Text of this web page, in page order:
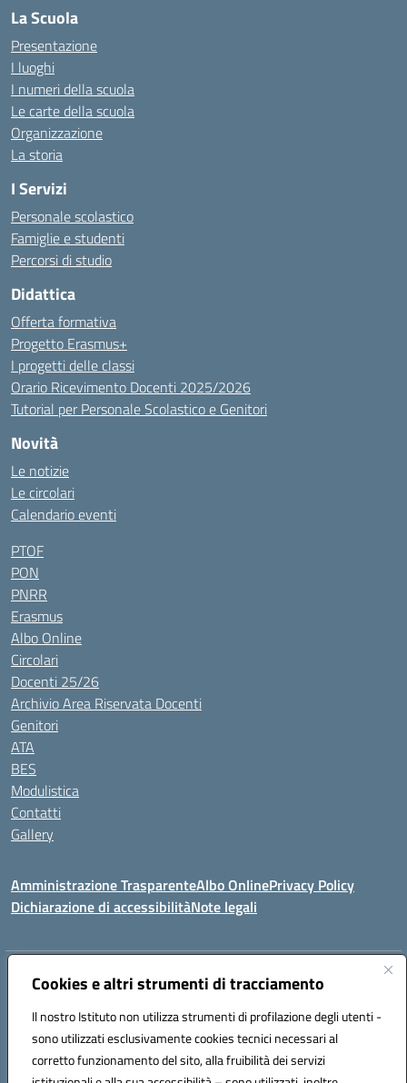
Cookies e altri strumenti di tracciamento
Il nostro Istituto non utilizza strumenti di profilazione degli utenti -
sono utilizzati esclusivamente cookies tecnici necessari al
corretto funzionamento del sito, alla fruibilità dei servizi
La Scuola
Presentazione
I luoghi
I numeri della scuola
Le carte della scuola
Organizzazione
La storia
I Servizi
Personale scolastico
Famiglie e studenti
Percorsi di studio
Didattica
Offerta formativa
Progetto Erasmus+
I progetti delle classi
Orario Ricevimento Docenti 2025/2026
Tutorial per Personale Scolastico e Genitori
Novità
Le notizie
Le circolari
Calendario eventi
PTOF
PON
PNRR
Erasmus
Albo Online
Circolari
Docenti 25/26
Archivio Area Riservata Docenti
Genitori
ATA
BES
Modulistica
Contatti
Gallery
Amministrazione TrasparenteAlbo OnlinePrivacy Policy
Dichiarazione di accessibilitàNote legali
Indirizzo:Via Coniugi Crigna – Cap. 89861 – Tropea (VV)
Posta elettronica certificata (PEC):vvic82200d@pec.istruzione.it
Codice fiscale: 96012410799
Codice meccanografico:VVIC82200D